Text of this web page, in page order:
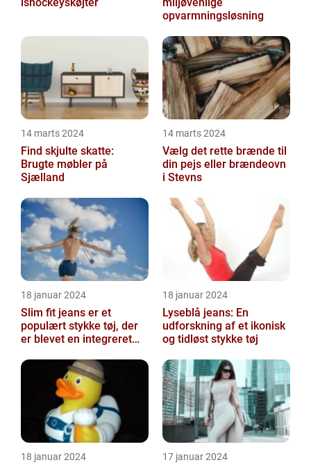
opvarmningsløsning
14 marts 2024
Find skjulte skatte:
Brugte møbler på
Sjælland
14 marts 2024
Vælg det rette brænde til
din pejs eller brændeovn
i Stevns
18 januar 2024
Slim fit jeans er et
populært stykke tøj, der
er blevet en integreret
menneskers garder...
18 januar 2024
Lyseblå jeans: En
udforskning af et ikonisk
og tidløst stykke tøj
18 januar 2024 17 januar 2024